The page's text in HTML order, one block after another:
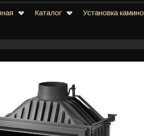
Каталог Установка